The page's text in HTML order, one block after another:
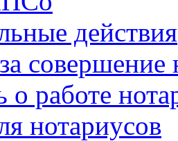
действия
совершение
о работе
нотариусов